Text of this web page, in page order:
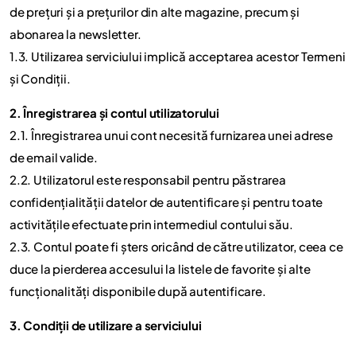
de prețuri și a prețurilor din alte magazine, precum și
abonarea la newsletter.
1.3. Utilizarea serviciului implică acceptarea acestor Termeni
și Condiții.
2. Înregistrarea și contul utilizatorului
2.1. Înregistrarea unui cont necesită furnizarea unei adrese
de email valide.
2.2. Utilizatorul este responsabil pentru păstrarea
confidențialității datelor de autentificare și pentru toate
activitățile efectuate prin intermediul contului său.
2.3. Contul poate fi șters oricând de către utilizator, ceea ce
duce la pierderea accesului la listele de favorite și alte
funcționalități disponibile după autentificare.
3. Condiții de utilizare a serviciului